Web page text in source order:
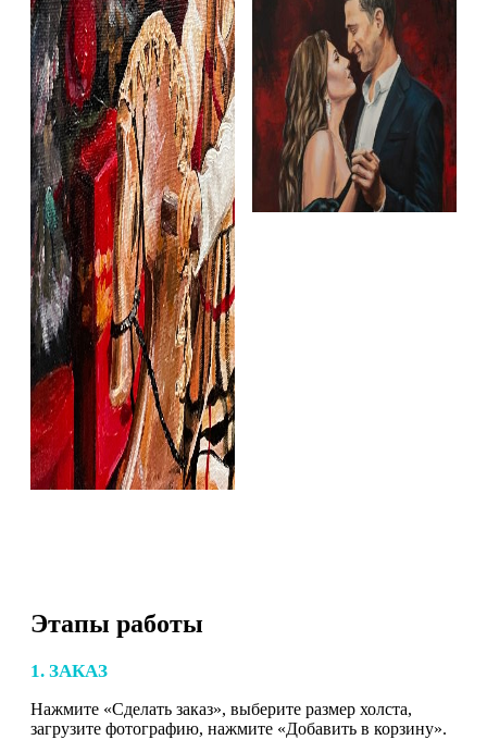
Этапы работы
1. ЗАКАЗ
Нажмите «Сделать заказ», выберите размер холста,
загрузите фотографию, нажмите «Добавить в корзину».